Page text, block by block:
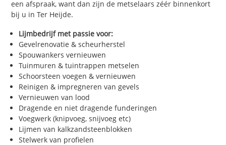
een afspraak, want dan zijn de metselaars zéér binnenkort
bij u in Ter Heijde.
Lijmbedrijf met passie voor:
Gevelrenovatie & scheurherstel
Spouwankers vernieuwen
Tuinmuren & tuintrappen metselen
Schoorsteen voegen & vernieuwen
Reinigen & impregneren van gevels
Vernieuwen van lood
Dragende en niet dragende funderingen
Voegwerk (knipvoeg, snijvoeg etc)
Lijmen van kalkzandsteenblokken
Stelwerk van profielen